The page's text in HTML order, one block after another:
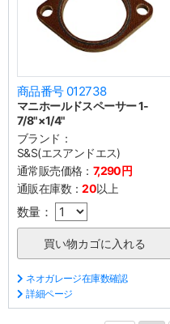
商品番号 012738
マニホールドスペーサー 1-
7/8"×1/4"
ブランド：
S&S(エスアンドエス)
通常販売価格： 7,290円
通販在庫数：20以上
数量：
ネオガレージ在庫数確認
詳細ページ